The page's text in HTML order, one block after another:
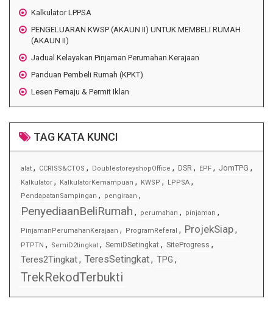
Kalkulator LPPSA
PENGELUARAN KWSP (AKAUN II) UNTUK MEMBELI RUMAH
(AKAUN II)
Jadual Kelayakan Pinjaman Perumahan Kerajaan
Panduan Pembeli Rumah (KPKT)
Lesen Pemaju & Permit Iklan
TAG KATA KUNCI
alat , CCRISS&CTOS , DoublestoreyshopOffice , DSR , EPF , JomTPG ,
Kalkulator , KalkulatorKemampuan , KWSP , LPPSA ,
PendapatanSampingan , pengiraan ,
PenyediaanBeliRumah , perumahan , pinjaman ,
PinjamanPerumahanKerajaan , ProgramReferal , ProjekSiap,
PTPTN , SemiD2tingkat , SemiDSetingkat , SiteProgress ,
Teres2Tingkat, TeresSetingkat, TPG ,
TrekRekodTerbukti